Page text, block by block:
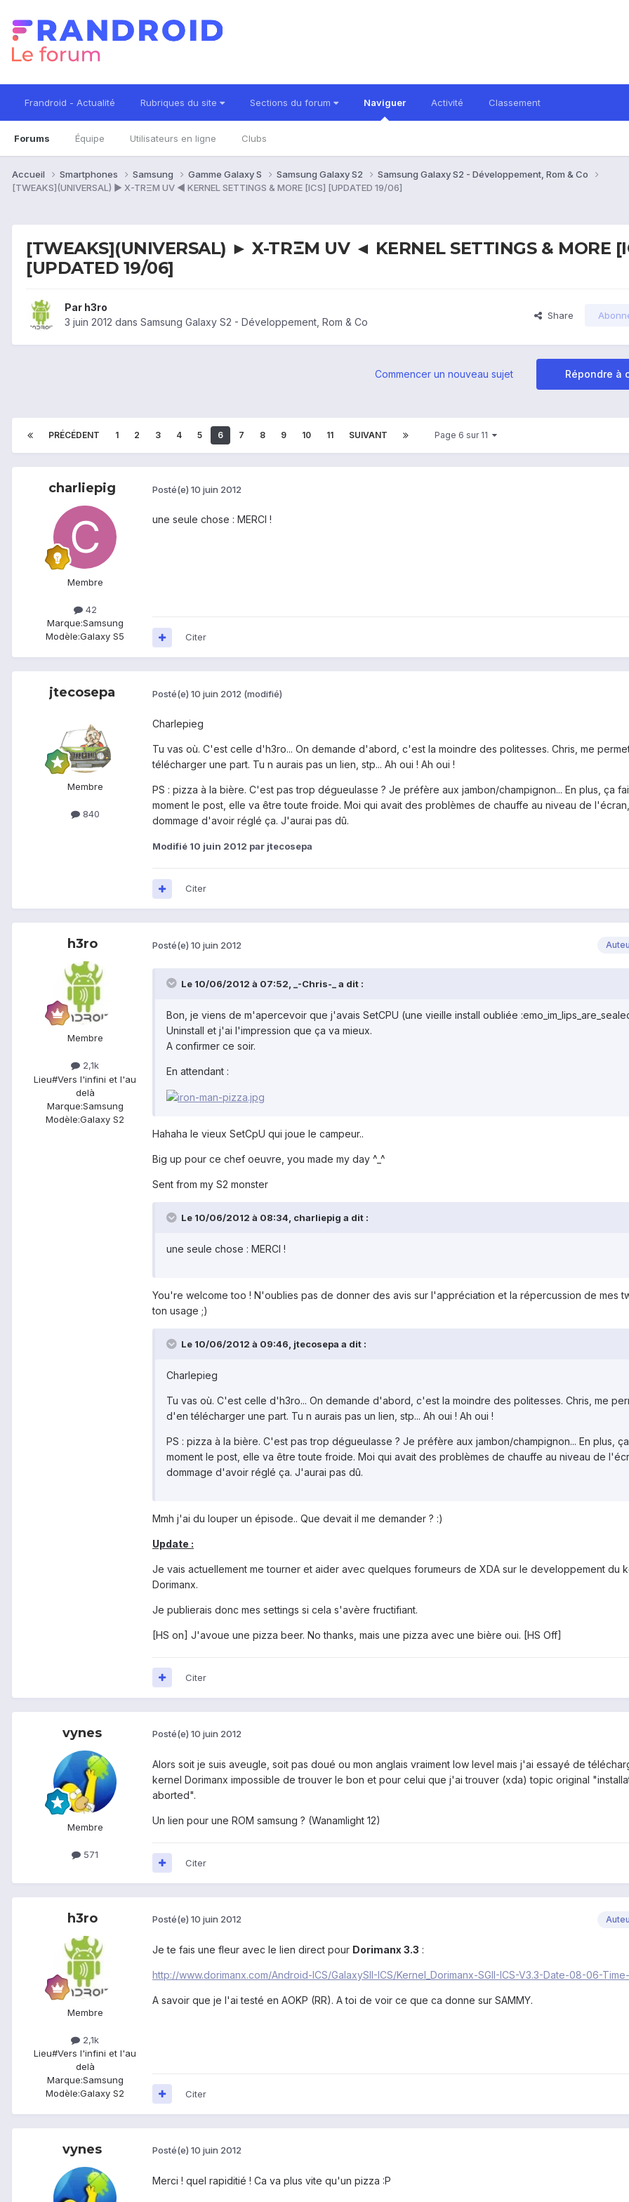
Frandroid - Actualité Rubriques du site Sections du forum Naviguer
Forums Équipe Utilisateurs en ligne Clubs
Activité Classement
Accueil Smartphones Samsung Gamme Galaxy S Samsung Galaxy S2
Samsung Galaxy S2 - Développement, Rom & Co
[TWEAKS](UNIVERSAL) ► X-TRΞM UV ◄ KERNEL SETTINGS & MORE [ICS] [UPDATED 19/06]
[TWEAKS](UNIVERSAL) ► X-TRΞM UV ◄ KERNEL SETTINGS & MORE
[UPDATED 19/06]
Par h3ro
3 juin 2012 dans Samsung Galaxy S2 - Développement, Rom & Co
Share
Répondre à
Commencer un nouveau sujet
PRÉCÉDENT 1 2 3 4 5 6 7 8 9 10 11 SUIVANT Page 6 sur 11
charliepig
Membre
42
Marque:Samsung
Modèle:Galaxy S5
Posté(e) 10 juin 2012
une seule chose : MERCI !
Citer
jtecosepa
Membre
840
Posté(e) 10 juin 2012 (modifié)
Charlepieg
Tu vas où. C'est celle d'h3ro... On demande d'abord, c'est la moindre des politesses. Chris, me
télécharger une part. Tu n aurais pas un lien, stp... Ah oui ! Ah oui !
PS : pizza à la bière. C'est pas trop dégueulasse ? Je préfère aux jambon/champignon... En plus, ça
moment le post, elle va être toute froide. Moi qui avait des problèmes de chauffe au niveau de
dommage d'avoir réglé ça. J'aurai pas dû.
Modifié 10 juin 2012 par jtecosepa
Citer
h3ro
Membre
2,1k
Lieu#Vers l'infini et l'au
delà
Marque:Samsung
Modèle:Galaxy S2
Posté(e) 10 juin 2012
Le 10/06/2012 à 07:52, _-Chris-_ a dit :
Bon, je viens de m'apercevoir que j'avais SetCPU (une vieille install oubliée
Uninstall et j'ai l'impression que ça va mieux.
A confirmer ce soir.
En attendant :
Hahaha le vieux SetCpU qui joue le campeur..
Big up pour ce chef oeuvre, you made my day ^_^
Sent from my S2 monster
Le 10/06/2012 à 08:34, charliepig a dit :
une seule chose : MERCI !
You're welcome too ! N'oublies pas de donner des avis sur l'appréciation et la répercussion de mes
ton usage ;)
Le 10/06/2012 à 09:46, jtecosepa a dit :
Charlepieg
Tu vas où. C'est celle d'h3ro... On demande d'abord, c'est la moindre des politesses. Chris, me
d'en télécharger une part. Tu n aurais pas un lien, stp... Ah oui ! Ah oui !
PS : pizza à la bière. C'est pas trop dégueulasse ? Je préfère aux jambon/champignon... En plus,
moment le post, elle va être toute froide. Moi qui avait des problèmes de chauffe au niveau de
dommage d'avoir réglé ça. J'aurai pas dû.
Mmh j'ai du louper un épisode.. Que devait il me demander ? :)
Update :
Je vais actuellement me tourner et aider avec quelques forumeurs de XDA sur le developpement du
Dorimanx.
Je publierais donc mes settings si cela s'avère fructifiant.
[HS on] J'avoue une pizza beer. No thanks, mais une pizza avec une bière oui. [HS Off]
Citer
vynes
Membre
571
Posté(e) 10 juin 2012
Alors soit je suis aveugle, soit pas doué ou mon anglais vraiment low level mais j'ai essayé de
kernel Dorimanx impossible de trouver le bon et pour celui que j'ai trouver (xda) topic original
aborted".
Un lien pour une ROM samsung ? (Wanamlight 12)
Citer
h3ro
Membre
2,1k
Lieu#Vers l'infini et l'au
delà
Marque:Samsung
Modèle:Galaxy S2
Posté(e) 10 juin 2012
Je te fais une fleur avec le lien direct pour Dorimanx 3.3 :
http://www.dorimanx.com/Android-ICS/GalaxySII-ICS/Kernel_Dorimanx-SGII-ICS-V3.3-Date-08-06-
A savoir que je l'ai testé en AOKP (RR). A toi de voir ce que ca donne sur SAMMY.
Citer
vynes Posté(e) 10 juin 2012
Merci ! quel rapiditié ! Ca va plus vite qu'un pizza :P